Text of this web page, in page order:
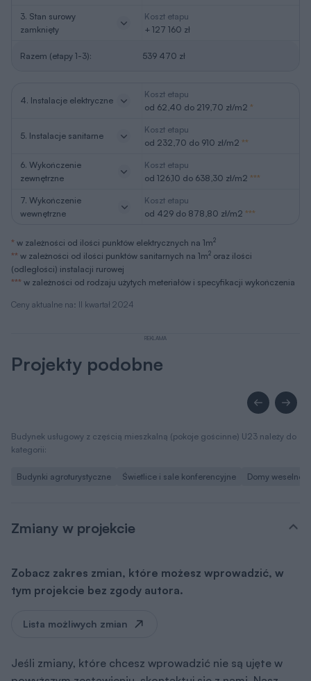
Ceny aktualne na: II kwartał 2024
3. Stan surowy
zamknięty
Koszt etapu
+ 127 160 zł
Razem (etapy 1-3): 539 470 zł
4. Instalacje elektryczne
Koszt etapu
od 62,40 do 219,70 zł/m2 *
5. Instalacje sanitarne
Koszt etapu
od 232,70 do 910 zł/m2 **
6. Wykończenie
zewnętrzne
Koszt etapu
od 126,10 do 638,30 zł/m2 ***
7. Wykończenie
wewnętrzne
Koszt etapu
od 429 do 878,80 zł/m2 ***
* w zależności od ilości punktów elektrycznych na 1m2
** w zależności od ilości punktów sanitarnych na 1m2 oraz ilości
(odległości) instalacji rurowej
*** w zależności od rodzaju użytych meteriałów i specyfikacji wykończenia
REKLAMA
Projekty podobne
Budynek usługowy z częścią mieszkalną (pokoje gościnne) U23 należy do
kategorii:
Budynki agroturystyczne Świetlice i sale konferencyjne Domy weselne,
Zmiany w projekcie
Zobacz zakres zmian, które możesz wprowadzić, w
tym projekcie bez zgody autora.
Lista możliwych zmian
Jeśli zmiany, które chcesz wprowadzić nie są ujęte w